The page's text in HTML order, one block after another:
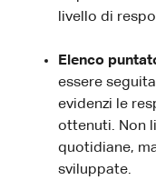
livello di
Elenco
essere
evidenzi le
ottenuti. Non
quotidiane,
sviluppate.